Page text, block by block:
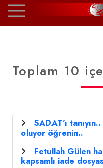
Toplam 10
SADAT'ı
oluyor öğrenin..
Fetullah Gülen
kapsamlı iade